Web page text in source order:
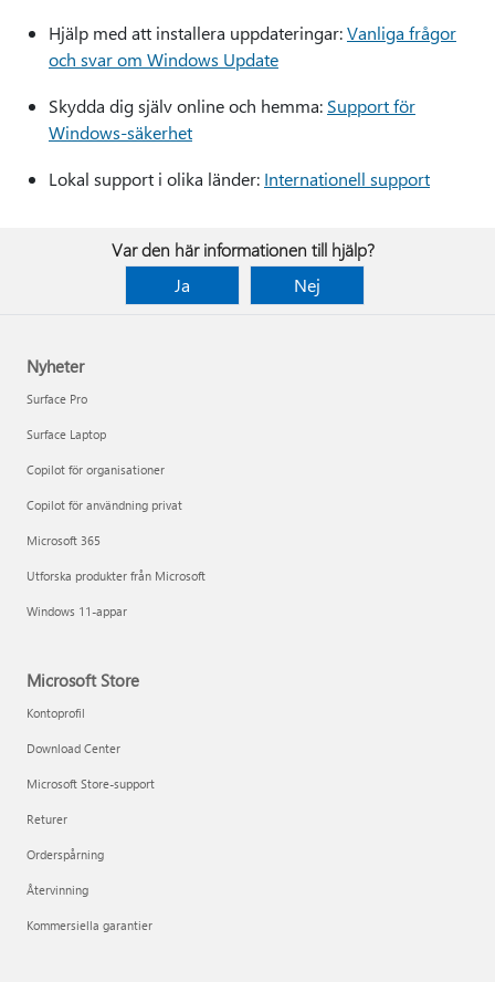
Hjälp med att installera uppdateringar:Vanliga frågor
och svar om Windows Update
Skydda dig själv online och hemma: Support för
Windows-säkerhet
Lokal support i olika länder: Internationell support
Var den här informationen till hjälp?
Ja
Nej
Nyheter
Surface Pro
Surface Laptop
Copilot för organisationer
Copilot för användning privat
Microsoft 365
Utforska produkter från Microsoft
Windows 11-appar
Microsoft Store
Kontoprofil
Download Center
Microsoft Store-support
Returer
Orderspårning
Återvinning
Kommersiella garantier